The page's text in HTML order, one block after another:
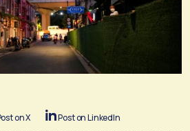
on X Post on LinkedIn